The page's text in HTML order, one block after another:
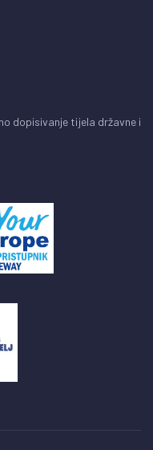
dopisivanje tijela državne i